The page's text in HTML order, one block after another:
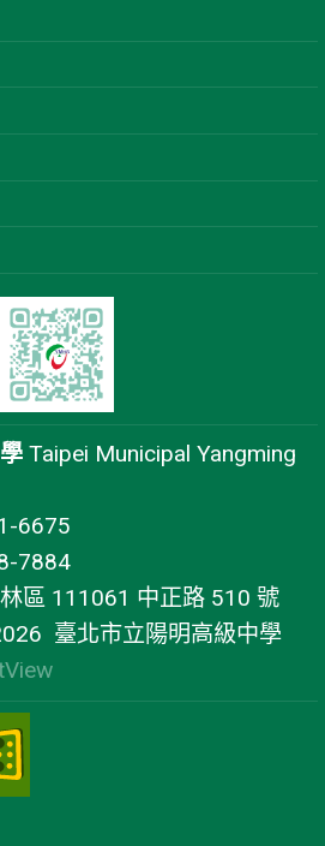
Taipei Municipal Yangming
6675
7884
區 111061 中正路 510 號
臺北市立陽明高級中學